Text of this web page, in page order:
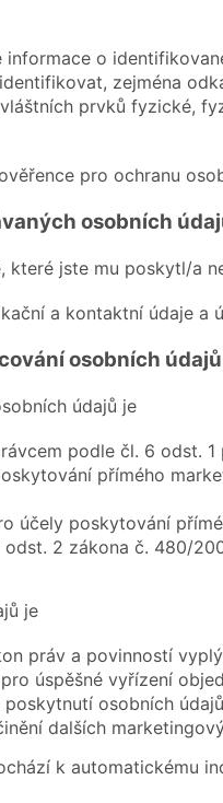
informace o
zejména
prvků fyzické,
pro ochranu
osobních
které jste mu poskytl/a
a kontaktní údaje a
osobních údajů
údajů je
podle čl. 6 odst. 1
přímého
účely poskytování
odst. 2 zákona č. 480/
je
práv a povinností
úspěšné vyřízení
osobních
dalších
k automatickému